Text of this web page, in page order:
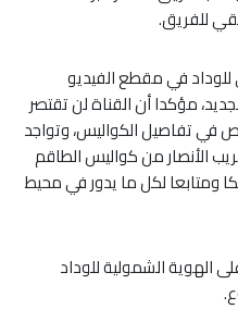
للفريق.
في مقطع الفيديو
مؤكدا أن القناة لن تقتصر
في تفاصيل الكواليس، وتواجد
الأنصار من كواليس الطاقم
ومتابعا لكل ما يدور في محيط
الهوية الشمولية للوداد